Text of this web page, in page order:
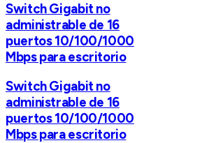
Switch Gigabit no
administrable de 16
puertos 10/100/1000
Mbps para escritorio
Switch Gigabit no
administrable de 16
puertos 10/100/1000
Mbps para escritorio